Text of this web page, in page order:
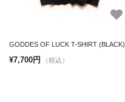
GODDES OF LUCK T-SHIRT (BLACK)
¥7,700円 （税込）